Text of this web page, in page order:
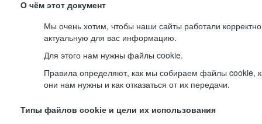
О чём этот документ
Мы очень хотим, чтобы наши сайты работали
актуальную для вас информацию.
Для этого нам нужны файлы cookie.
Правила определяют, как мы собираем файлы cookie,
они нам нужны и как отказаться от их передачи.
Типы файлов cookie и цели их использования